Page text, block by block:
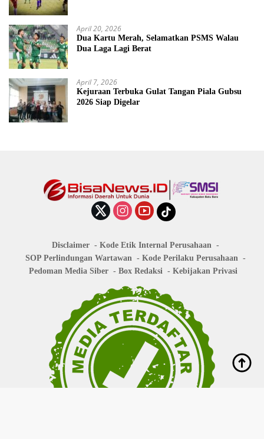
April 20, 2026
Dua Kartu Merah, Selamatkan PSMS Walau
Dua Laga Lagi Berat
April 7, 2026
Kejuraan Terbuka Gulat Tangan Piala Gubsu
2026 Siap Digelar
Disclaimer
Kode Etik Internal Perusahaan
SOP Perlindungan Wartawan
Kode Perilaku Perusahaan
Pedoman Media Siber
Box Redaksi Kebijakan Privasi